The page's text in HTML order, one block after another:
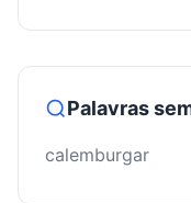
Palavras
calemburgar